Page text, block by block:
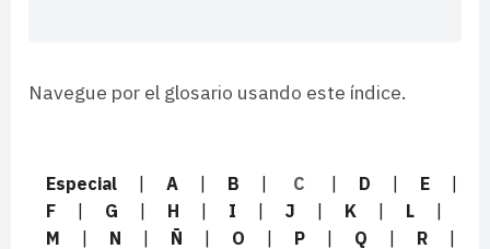
Navegue por el glosario usando este índice.
Especial A B C D E
F
G H I J K L
M
N Ñ O P Q R